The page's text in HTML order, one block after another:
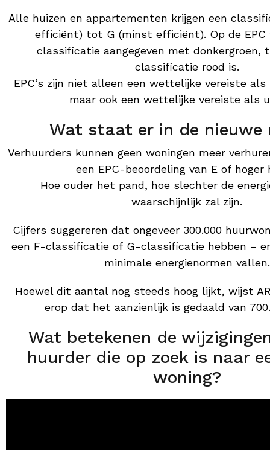
Alle huizen en appartementen krijgen een
efficiënt) tot G (minst efficiënt). Op de EPC
classificatie aangegeven met donkergroen,
classificatie rood is.
EPC’s zijn niet alleen een wettelijke vereiste
maar ook een wettelijke vereiste als
Wat staat er in de nieuwe
Verhuurders kunnen geen woningen meer
een EPC-beoordeling van E of hoger
Hoe ouder het pand, hoe slechter de
waarschijnlijk zal zijn.
Cijfers suggereren dat ongeveer 300.000
een F-classificatie of G-classificatie hebben –
minimale energienormen vallen.
Hoewel dit aantal nog steeds hoog lijkt, wijst
erop dat het aanzienlijk is gedaald van
Wat betekenen de
huurder die op zoek is naar
woning?